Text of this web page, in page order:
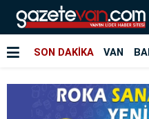
SON DAKİKA VAN